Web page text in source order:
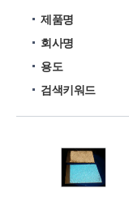
제품명
회사명
용도
검색키워드